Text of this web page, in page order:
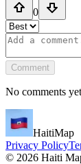
0
Comment
No comments
HaitiMap
Privacy Policy
© 2026 Haiti